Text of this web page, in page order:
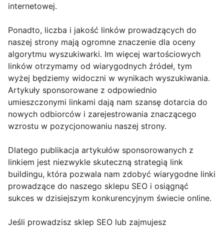
internetowej.
Ponadto, liczba i jakość linków prowadzących do
naszej strony mają ogromne znaczenie dla oceny
algorytmu wyszukiwarki. Im więcej wartościowych
linków otrzymamy od wiarygodnych źródeł, tym
wyżej będziemy widoczni w wynikach wyszukiwania.
Artykuły sponsorowane z odpowiednio
umieszczonymi linkami dają nam szansę dotarcia do
nowych odbiorców i zarejestrowania znaczącego
wzrostu w pozycjonowaniu naszej strony.
Dlatego publikacja artykułów sponsorowanych z
linkiem jest niezwykle skuteczną strategią link
buildingu, która pozwala nam zdobyć wiarygodne linki
prowadzące do naszego sklepu SEO i osiągnąć
sukces w dzisiejszym konkurencyjnym świecie online.
Jeśli prowadzisz sklep SEO lub zajmujesz